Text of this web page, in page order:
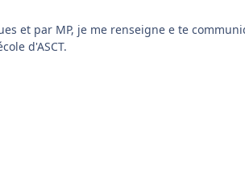
et par MP, je me renseigne e te
d'ASCT.